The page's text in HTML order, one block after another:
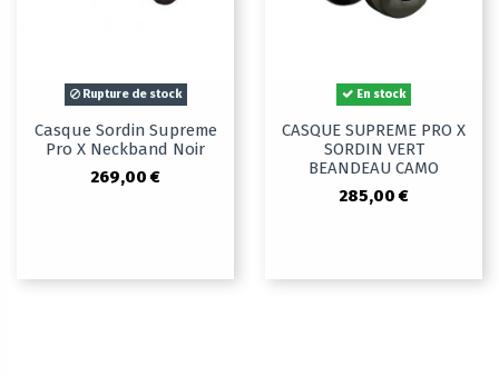
Rupture de stock
Casque Sordin Supreme
Pro X Neckband Noir
269,00 €
En stock
CASQUE SUPREME PRO X
SORDIN VERT
BEANDEAU CAMO
285,00 €